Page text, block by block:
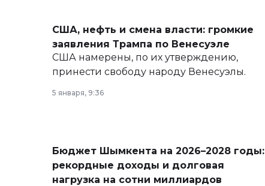
США, нефть и смена власти: громкие
заявления Трампа по Венесуэле
США намерены, по их утверждению,
принести свободу народу Венесуэлы.
5 января, 9:36
Бюджет Шымкента на 2026–2028 годы:
рекордные доходы и долговая
нагрузка на сотни миллиардов